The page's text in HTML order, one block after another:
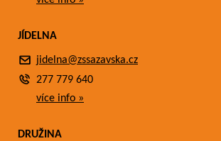
JÍDELNA
jidelna@zssazavska.cz
277 779 640
více info »
DRUŽINA